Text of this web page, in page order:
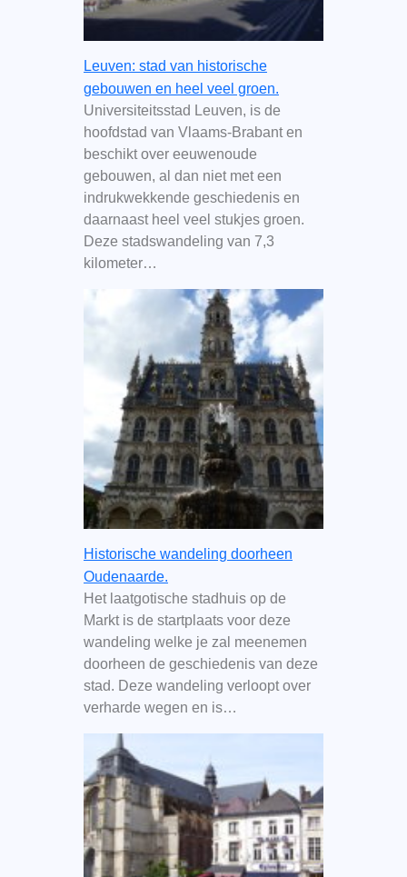
Leuven: stad van historische
gebouwen en heel veel groen.
Universiteitsstad Leuven, is de
hoofdstad van Vlaams-Brabant en
beschikt over eeuwenoude
gebouwen, al dan niet met een
indrukwekkende geschiedenis en
daarnaast heel veel stukjes groen.
Deze stadswandeling van 7,3
kilometer…
Historische wandeling doorheen
Oudenaarde.
Het laatgotische stadhuis op de
Markt is de startplaats voor deze
wandeling welke je zal meenemen
doorheen de geschiedenis van deze
stad. Deze wandeling verloopt over
verharde wegen en is…